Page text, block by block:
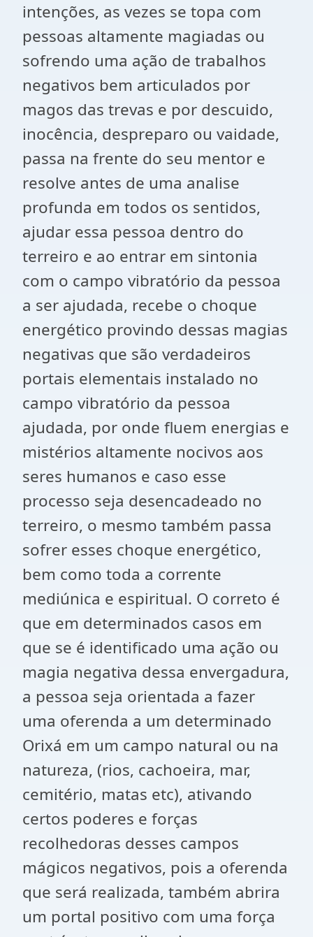
intenções, as vezes se topa com
pessoas altamente magiadas ou
sofrendo uma ação de trabalhos
negativos bem articulados por
magos das trevas e por descuido,
inocência, despreparo ou vaidade,
passa na frente do seu mentor e
resolve antes de uma analise
profunda em todos os sentidos,
ajudar essa pessoa dentro do
terreiro e ao entrar em sintonia
com o campo vibratório da pessoa
a ser ajudada, recebe o choque
energético provindo dessas magias
negativas que são verdadeiros
portais elementais instalado no
campo vibratório da pessoa
ajudada, por onde fluem energias e
mistérios altamente nocivos aos
seres humanos e caso esse
processo seja desencadeado no
terreiro, o mesmo também passa
sofrer esses choque energético,
bem como toda a corrente
mediúnica e espiritual. O correto é
que em determinados casos em
que se é identificado uma ação ou
magia negativa dessa envergadura,
a pessoa seja orientada a fazer
uma oferenda a um determinado
Orixá em um campo natural ou na
natureza, (rios, cachoeira, mar,
cemitério, matas etc), ativando
certos poderes e forças
recolhedoras desses campos
mágicos negativos, pois a oferenda
que será realizada, também abrira
um portal positivo com uma força